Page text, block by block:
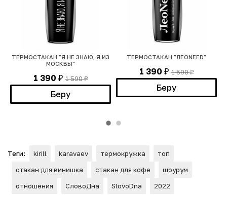
ТЕРМОСТАКАН "Я НЕ ЗНАЮ, Я ИЗ
МОСКВЫ"
1 390 ₽ 1 590₽
Беру
ТЕРМОСТАКАН "ЛЕОNEED"
1 390 ₽ 1 590₽
Беру
Теги: kirill karavaev термокружка
топ
стакан для винишка
стакан для кофе
шоурум
отношения
СловоДна SlovoDna 2022